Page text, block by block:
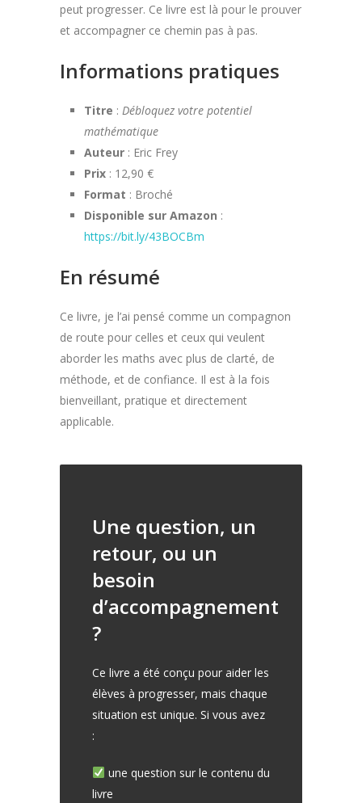
peut progresser. Ce livre est là pour le prouver
et accompagner ce chemin pas à pas.
Informations pratiques
Titre : Débloquez votre potentiel
mathématique
Auteur : Eric Frey
Prix : 12,90 €
Format : Broché
Disponible sur Amazon :
https://bit.ly/43BOCBm
En résumé
Ce livre, je l’ai pensé comme un compagnon
de route pour celles et ceux qui veulent
aborder les maths avec plus de clarté, de
méthode, et de confiance. Il est à la fois
bienveillant, pratique et directement
applicable.
Une question, un
retour, ou un
besoin
d’accompagnement
?
Ce livre a été conçu pour aider les
élèves à progresser, mais chaque
situation est unique. Si vous avez
:
une question sur le contenu du
livre